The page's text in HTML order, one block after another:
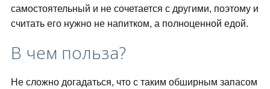
самостоятельный и не сочетается с другими, поэтому и
считать его нужно не напитком, а полноценной едой.
В чем польза?
Не сложно догадаться, что с таким обширным запасом